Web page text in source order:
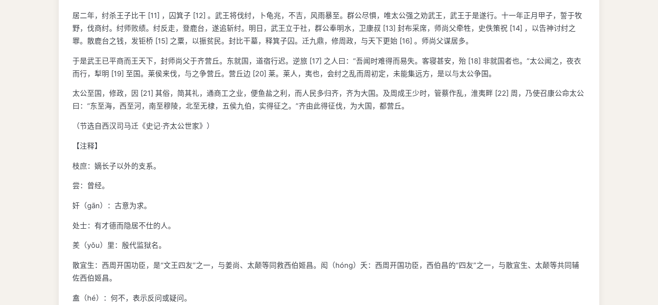
居二年，纣杀王子比干 [11] ，囚箕子 [12] 。武王将伐纣，卜龟兆，不吉，风雨暴至。群公尽惧，唯太公强之劝武王，武王于是遂行。十一年正月甲子，誓于牧
野，伐商纣。纣师败绩。纣反走，登鹿台，遂追斩纣。明日，武王立于社，群公奉明水，卫康叔 [13] 封布采席，师尚父牵牲，史佚策祝 [14] ，以告神讨纣之
罪。散鹿台之钱，发钜桥 [15] 之粟，以振贫民。封比干墓，释箕子囚。迁九鼎，修周政，与天下更始 [16] 。师尚父谋居多。
于是武王已平商而王天下，封师尚父于齐营丘。东就国，道宿行迟。逆旅 [17] 之人曰：“吾闻时难得而易失。客寝甚安，殆 [18] 非就国者也。”太公闻之，夜衣
而行，犁明 [19] 至国。莱侯来伐，与之争营丘。营丘边 [20] 莱。莱人，夷也，会纣之乱而周初定，未能集远方，是以与太公争国。
太公至国，修政，因 [21] 其俗，简其礼，通商工之业，便鱼盐之利，而人民多归齐，齐为大国。及周成王少时，管蔡作乱，淮夷畔 [22] 周，乃使召康公命太公
曰：“东至海，西至河，南至穆陵，北至无棣，五侯九伯，实得征之。”齐由此得征伐，为大国，都营丘。
（节选自西汉司马迁《史记·齐太公世家》）
【注释】
枝庶：嫡长子以外的支系。
尝：曾经。
奸（gān）：古意为求。
处士：有才德而隐居不仕的人。
羑（yǒu）里：殷代监狱名。
散宜生：西周开国功臣，是“文王四友”之一，与姜尚、太颠等同救西伯姬昌。闳（hóng）夭：西周开国功臣，西伯昌的“四友”之一，与散宜生、太颠等共同辅
佐西伯姬昌。
盍（hé）：何不，表示反问或疑问。